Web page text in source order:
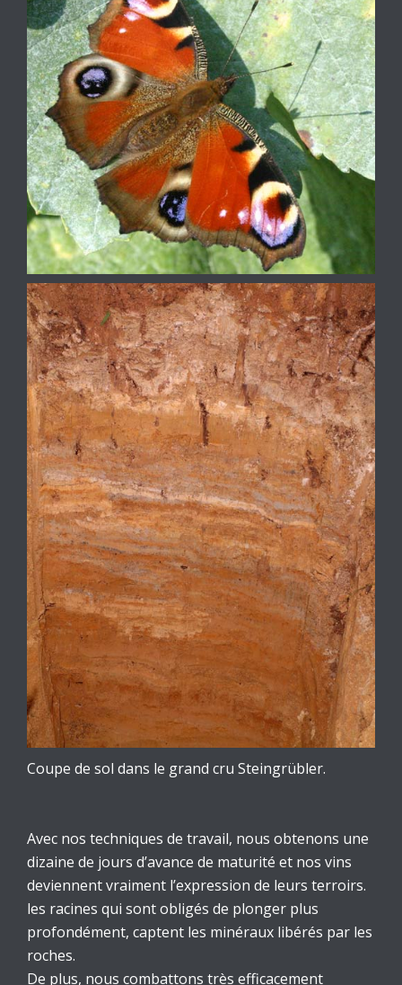
Coupe de sol dans le grand cru Steingrübler.
Avec nos techniques de travail, nous obtenons une
dizaine de jours d’avance de maturité et nos vins
deviennent vraiment l’expression de leurs terroirs.
les racines qui sont obligés de plonger plus
profondément, captent les minéraux libérés par les
roches.
De plus, nous combattons très efficacement